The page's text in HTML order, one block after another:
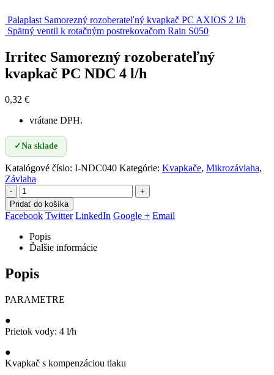
Palaplast Samorezný rozoberateľný kvapkač PC AXIOS 2 l/h
Spätný ventil k rotačným postrekovačom Rain S050
Irritec Samorezný rozoberateľný
kvapkač PC NDC 4 l/h
0,32 €
vrátane DPH.
✓Na sklade
Katalógové číslo: I-NDC040 Kategórie: Kvapkače, Mikrozávlaha,
Závlaha
-
+
Pridať do košíka
Facebook Twitter LinkedIn Google + Email
Popis
Ďalšie informácie
Popis
PARAMETRE
●
Prietok vody: 4 l/h
●
Kvapkač s kompenzáciou tlaku